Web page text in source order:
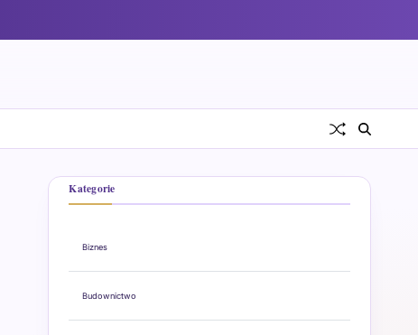
Kategorie
Biznes
Budownictwo